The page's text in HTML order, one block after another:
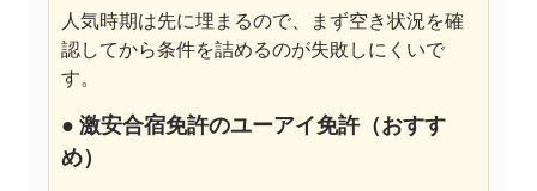
人気時期は先に埋まるので、まず空き状況を確
認してから条件を詰めるのが失敗しにくいで
す。
● 激安合宿免許のユーアイ免許（おすす
め）